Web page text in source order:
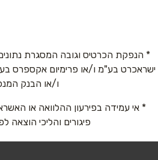
אנא חזרו אלי בקשר ל...
* הנפקת הכרטיס וגובה המסגרת
ישראכרט בע"מ ו/או פרימיום אקספרס
ו/או הבנק
* אי עמידה בפירעון ההלוואה או
פיגורים והליכי הוצאה